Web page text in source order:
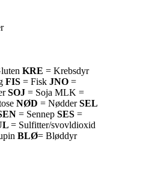
KRE = Krebsdyr
FIS = Fisk JNO =
SOJ = Soja MLK =
NØD = NødderSEL
= Sennep SES =
= Sulfitter/svovldioxid
BLØ= Bløddyr